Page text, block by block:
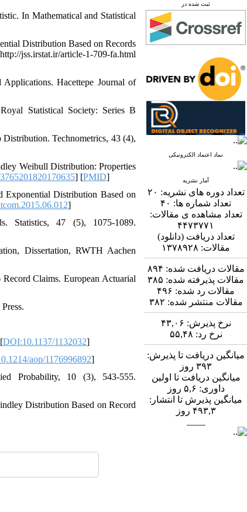
ثبت شده در
نماد اعتماد الکترونیکی
آمار نشریه
تعداد دوره های نشریه: ۲۰
تعداد شماره ها: ۴۰
تعداد مشاهده ی مقالات:
۴۴۷۳۷۷۱
تعداد دریافت (دانلود)
مقالات: ۱۳۷۸۹۲۸
مقالات دریافت شده: ۸۹۴
مقالات پذیرفته شده: ۳۸۵
مقالات رد شده: ۴۹۶
مقالات منتشر شده: ۳۸۲
نرخ پذیرش: ۴۳,۰۶
نرخ رد: ۵۵,۴۸
میانگین دریافت تا پذیرش:
۳۹۳ روز
میانگین دریافت تا اولین
داوری: ۵,۶ روز
میانگین پذیرش تا انتشار:
۴۹۳,۳ روز
In Mathematical and Statistical
Distribution Based on Records
article-1-709-fa.html
Hacettepe Journal of
Statistical Society: Series B
Technometrics, 43 (4),
Weibull Distribution: Properties
] [PMID]
Exponential Distribution Based on
]
Statistics, 47 (5), 1075-1089.
Dissertation, RWTH Aachen
Claims. European Actuarial
DOI:10.1137/1132032]
aop/1176996892]
Probability, 10 (3), 543-555.
Distribution Based on Record